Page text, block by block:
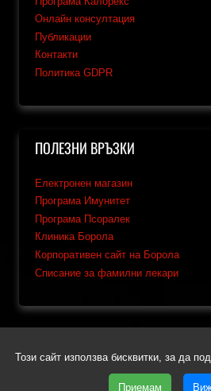
Онлайн консултация
Публикации
Контакти
Политика GDPR
ПОЛЕЗНИ ВРЪЗКИ
Електронен магазин
Програма Имунитет
Програма Псоралек
Клиника Борола
Корпоративен сайт на Борола
Списание за фамилни лекари
Copyright © 2026 Calorex.bg | Всички
и SEO от
Този сайт използва бисквитки, за да
Приемам